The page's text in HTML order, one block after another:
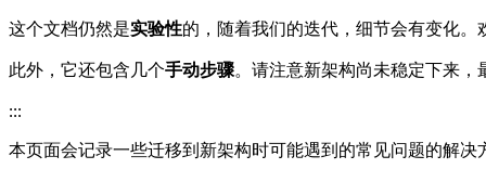
这个文档仍然是实验性的，随着我们的迭代，细节会有变化。
此外，它还包含几个手动步骤。请注意新架构尚未稳定下来
:::
本页面会记录一些迁移到新架构时可能遇到的常见问题的解决